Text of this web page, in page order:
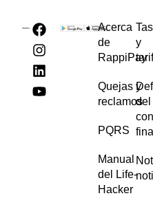
Acerca
de
RappiPay
Quejas y
reclamos
PQRS
Manual
del Life-
Hacker
y
del